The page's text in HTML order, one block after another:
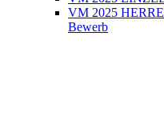
VM 2025
Bewerb